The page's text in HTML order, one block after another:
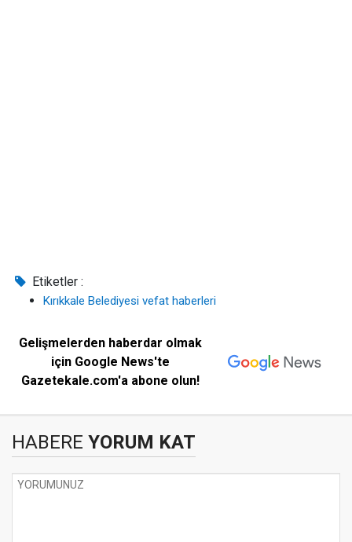
Etiketler :
Kırıkkale Belediyesi vefat haberleri
Gelişmelerden haberdar olmak
için Google News'te
Gazetekale.com'a abone olun!
HABERE YORUM KAT